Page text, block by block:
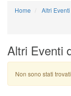
Home Altri Eventi
Altri Eventi
Non sono stati